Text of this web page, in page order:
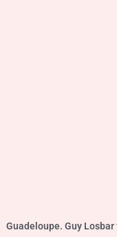
Guadeloupe. Guy